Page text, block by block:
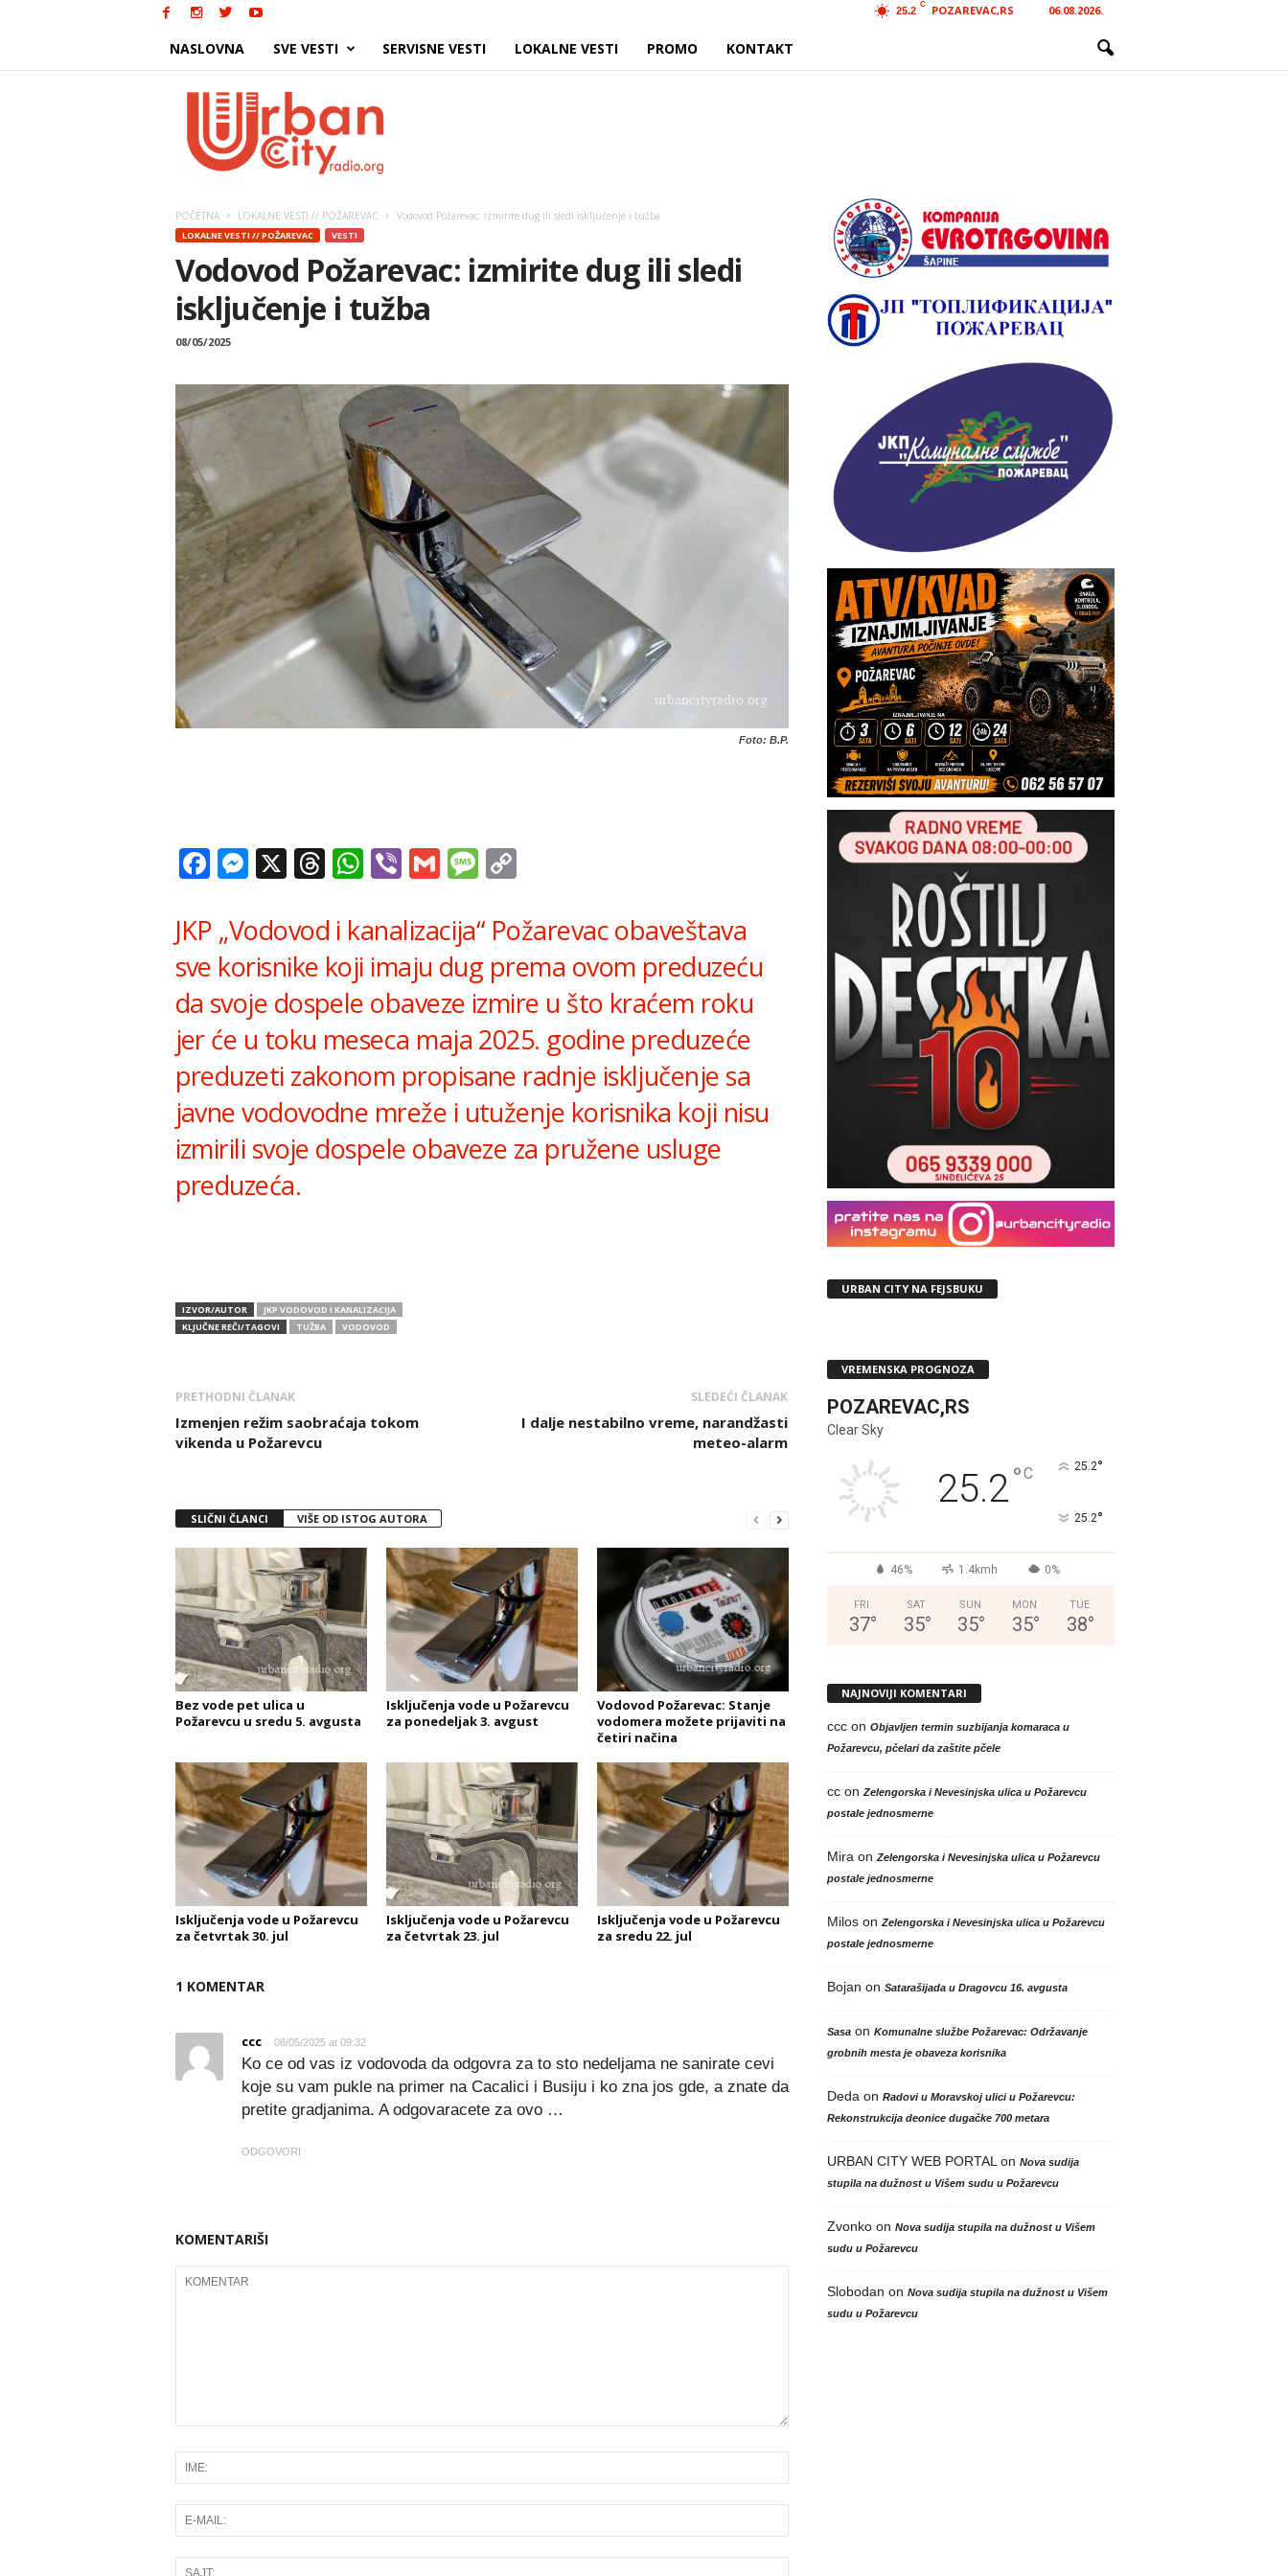
25.2
C POZAREVAC,RS 06.08.2026.
NASLOVNA SVE VESTI SERVISNE VESTI LOKALNE VESTI PROMO KONTAKT
POČETNA LOKALNE VESTI // POŽAREVAC Vodovod Požarevac: izmirite dug ili sledi isključenje i tužba
LOKALNE VESTI // POŽAREVAC VESTI
Vodovod Požarevac: izmirite dug ili sledi
isključenje i tužba
08/05/2025
Foto: B.P.
Facebook
Messenger
X Threads
WhatsApp
ViberGmailMessage
JKP „Vodovod i kanalizacija“ Požarevac obaveštava
sve korisnike koji imaju dug prema ovom preduzeću
da svoje dospele obaveze izmire u što kraćem roku
jer će u toku meseca maja 2025. godine preduzeće
preduzeti zakonom propisane radnje isključenje sa
javne vodovodne mreže i utuženje korisnika koji nisu
izmirili svoje dospele obaveze za pružene usluge
preduzeća.
IZVOR/AUTOR
JKP VODOVOD I KANALIZACIJA
KLJUČNE REČI/TAGOVI
TUŽBA VODOVOD
PRETHODNI ČLANAK
Izmenjen režim saobraćaja tokom
vikenda u Požarevcu
SLEDEĆI ČLANAK
I dalje nestabilno vreme, narandžasti
meteo-alarm
SLIČNI ČLANCI VIŠE OD ISTOG AUTORA
Bez vode pet ulica u
Požarevcu u sredu 5. avgusta
Isključenja vode u Požarevcu
za ponedeljak 3. avgust
Vodovod Požarevac: Stanje
vodomera možete prijaviti na
četiri načina
Isključenja vode u Požarevcu
za četvrtak 30. jul
Isključenja vode u Požarevcu
za četvrtak 23. jul
Isključenja vode u Požarevcu
za sredu 22. jul
1 KOMENTAR
ccc 08/05/2025 at 09:32
Ko ce od vas iz vodovoda da odgovra za to sto nedeljama ne sanirate cevi
koje su vam pukle na primer na Cacalici i Busiju i ko zna jos gde, a znate da
pretite gradjanima. A odgovaracete za ovo …
ODGOVORI
KOMENTARIŠI
URBAN CITY NA FEJSBUKU
VREMENSKA PROGNOZA
POZAREVAC,RS
Clear Sky
25.2°C 25.2°
25.2°
46% 1.4kmh 0%
FRI
37°
SAT
35°
SUN
35°
MON
35°
TUE
38°
NAJNOVIJI KOMENTARI
cccon Objavljen termin suzbijanja komaraca u
Požarevcu, pčelari da zaštite pčele
ccon Zelengorska i Nevesinjska ulica u Požarevcu
postale jednosmerne
Mira on Zelengorska i Nevesinjska ulica u Požarevcu
postale jednosmerne
Miloson Zelengorska i Nevesinjska ulica u Požarevcu
postale jednosmerne
Bojan on Satarašijada u Dragovcu 16. avgusta
Sasaon Komunalne službe Požarevac: Održavanje
grobnih mesta je obaveza korisnika
Deda on Radovi u Moravskoj ulici u Požarevcu:
Rekonstrukcija deonice dugačke 700 metara
URBAN CITY WEB PORTAL on Nova sudija
stupila na dužnost u Višem sudu u Požarevcu
Zvonkoon Nova sudija stupila na dužnost u Višem
sudu u Požarevcu
Slobodan on Nova sudija stupila na dužnost u Višem
sudu u Požarevcu